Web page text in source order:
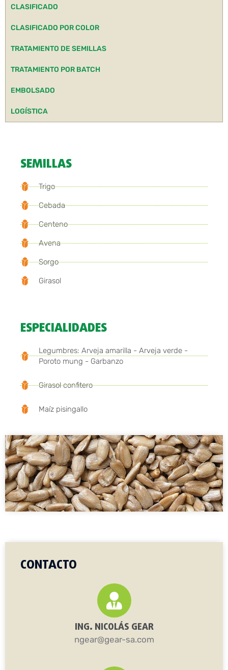
CLASIFICADO
CLASIFICADO POR COLOR
TRATAMIENTO DE SEMILLAS
TRATAMIENTO POR BATCH
EMBOLSADO
LOGÍSTICA
SEMILLAS
Trigo
Cebada
Centeno
Avena
Sorgo
Girasol
ESPECIALIDADES
Legumbres: Arveja amarilla - Arveja verde -
Poroto mung - Garbanzo
Girasol confitero
Maíz pisingallo
CONTACTO
ING. NICOLÁS GEAR
ngear@gear-sa.com